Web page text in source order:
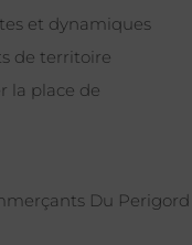
et dynamiques
de territoire
la place de
Du Perigord